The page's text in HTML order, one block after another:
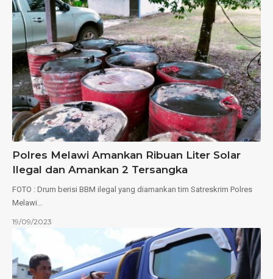
Polres Melawi Amankan Ribuan Liter Solar
Ilegal dan Amankan 2 Tersangka
FOTO : Drum berisi BBM ilegal yang diamankan tim Satreskrim Polres
Melawi…
19/09/2023